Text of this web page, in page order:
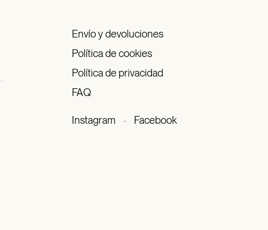
Envío y devoluciones
Política de cookies
Política de privacidad
FAQ
Instagram · Facebook